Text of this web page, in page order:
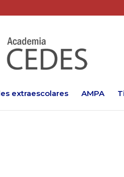
extraescolares AMPA